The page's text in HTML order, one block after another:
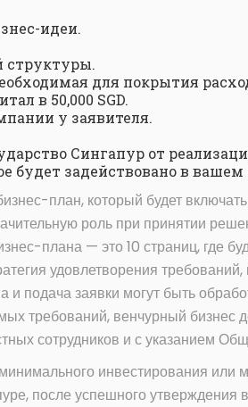
идеи.
структуры.
для покрытия
в 50,000 SGD.
у заявителя.
Сингапур от
будет задействовано в вашем
план, который будет
роль при принятии
плана — это 10 страниц, где
удовлетворения
подача заявки могут быть
требований, венчурный бизнес
сотрудников и с указанием
инвестирования или
после успешного утверждения